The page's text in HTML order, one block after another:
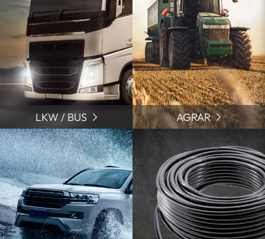
LKW / BUS AGRAR